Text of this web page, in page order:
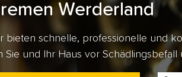
Werderland
bieten schnelle, professionelle und
Sie und Ihr Haus vor